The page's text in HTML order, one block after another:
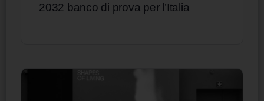
2032 banco di prova per l’Italia